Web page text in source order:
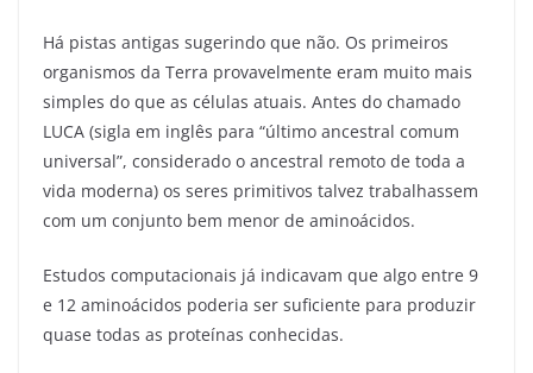
Há pistas antigas sugerindo que não. Os primeiros
organismos da Terra provavelmente eram muito mais
simples do que as células atuais. Antes do chamado
LUCA (sigla em inglês para “último ancestral comum
universal”, considerado o ancestral remoto de toda a
vida moderna) os seres primitivos talvez trabalhassem
com um conjunto bem menor de aminoácidos.
Estudos computacionais já indicavam que algo entre 9
e 12 aminoácidos poderia ser suficiente para produzir
quase todas as proteínas conhecidas.